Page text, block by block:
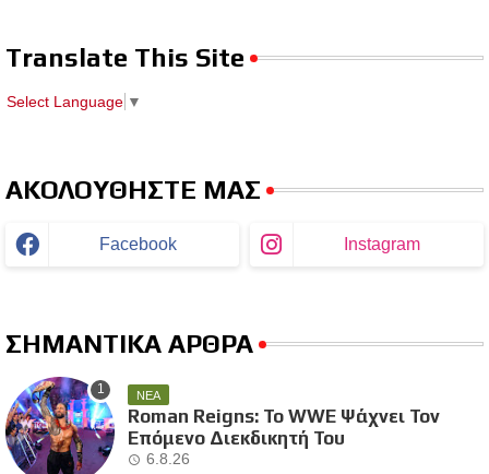
Translate This Site
Select Language ▼
ΑΚΟΛΟΥΘΗΣΤΕ ΜΑΣ
Facebook Instagram
ΣΗΜΑΝΤΙΚΑ ΑΡΘΡΑ
ΝΕΑ
Roman Reigns: Το WWE Ψάχνει Τον
Επόμενο Διεκδικητή Του
6.8.26